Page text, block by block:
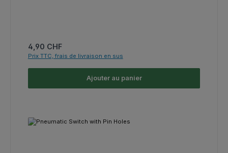
Prix régulier :
4,90 CHF
Prix TTC, frais de livraison en sus
Ajouter au panier